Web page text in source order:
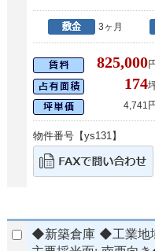
3ヶ月
825,000
174
4,741
物件番号【ys131】
◆新築倉庫 ◆工業地